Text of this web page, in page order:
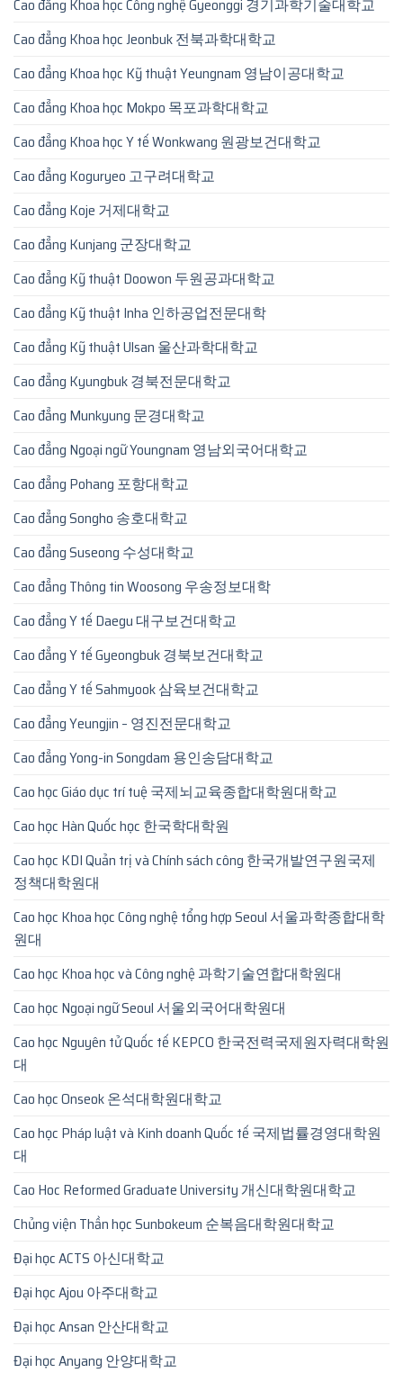
Cao đẳng Khoa học Công nghệ Gyeonggi 경기과학기술대학교
Cao đẳng Khoa học Jeonbuk 전북과학대학교
Cao đẳng Khoa học Kỹ thuật Yeungnam 영남이공대학교
Cao đẳng Khoa học Mokpo 목포과학대학교
Cao đẳng Khoa học Y tế Wonkwang 원광보건대학교
Cao đẳng Koguryeo 고구려대학교
Cao đẳng Koje 거제대학교
Cao đẳng Kunjang 군장대학교
Cao đẳng Kỹ thuật Doowon 두원공과대학교
Cao đẳng Kỹ thuật Inha 인하공업전문대학
Cao đẳng Kỹ thuật Ulsan 울산과학대학교
Cao đẳng Kyungbuk 경북전문대학교
Cao đẳng Munkyung 문경대학교
Cao đẳng Ngoại ngữ Youngnam 영남외국어대학교
Cao đẳng Pohang 포항대학교
Cao đẳng Songho 송호대학교
Cao đẳng Suseong 수성대학교
Cao đẳng Thông tin Woosong 우송정보대학
Cao đẳng Y tế Daegu 대구보건대학교
Cao đẳng Y tế Gyeongbuk 경북보건대학교
Cao đẳng Y tế Sahmyook 삼육보건대학교
Cao đẳng Yeungjin – 영진전문대학교
Cao đẳng Yong-in Songdam 용인송담대학교
Cao học Giáo dục trí tuệ 국제뇌교육종합대학원대학교
Cao học Hàn Quốc học 한국학대학원
Cao học KDI Quản trị và Chính sách công 한국개발연구원국제
정책대학원대
Cao học Khoa học Công nghệ tổng hợp Seoul 서울과학종합대학
원대
Cao học Khoa học và Công nghệ 과학기술연합대학원대
Cao học Ngoại ngữ Seoul 서울외국어대학원대
Cao học Nguyên tử Quốc tế KEPCO 한국전력국제원자력대학원
대
Cao học Onseok 온석대학원대학교
Cao học Pháp luật và Kinh doanh Quốc tế 국제법률경영대학원
대
Cao Hoc Reformed Graduate University 개신대학원대학교
Chủng viện Thần học Sunbokeum 순복음대학원대학교
Đại học ACTS 아신대학교
Đại học Ajou 아주대학교
Đại học Ansan 안산대학교
Đại học Anyang 안양대학교